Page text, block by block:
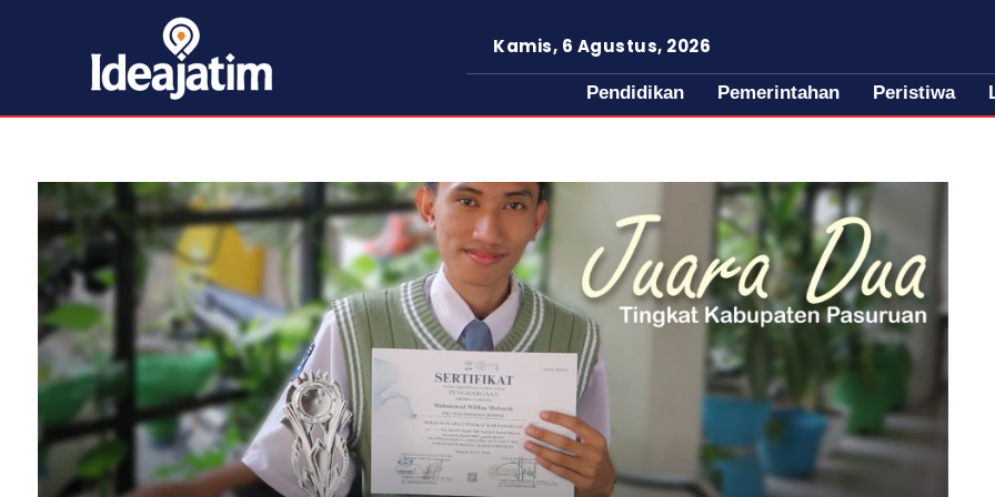
Kamis, 6 Agustus, 2026
Pendidikan Pemerintahan Peristiwa